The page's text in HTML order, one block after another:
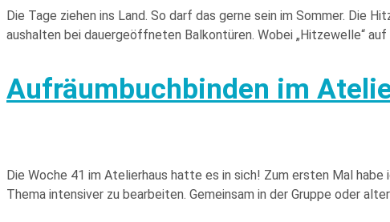
Die Tage ziehen ins Land. So darf das gerne sein im Sommer. Die
aushalten bei dauergeöffneten Balkontüren. Wobei „Hitzewelle“
Aufräumbuchbinden im
Die Woche 41 im Atelierhaus hatte es in sich! Zum ersten Mal
Thema intensiver zu bearbeiten. Gemeinsam in der Gruppe oder